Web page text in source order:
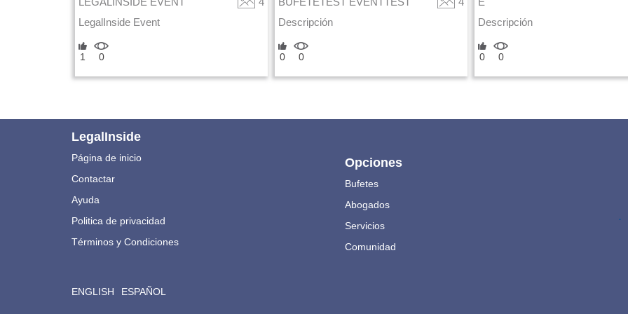
LegalInside Event
1 0
Descripción
0 0
Descripción
0 0
LegalInside
Página de inicio
Contactar
Ayuda
Politica de privacidad
Términos y Condiciones
ENGLISH ESPAÑOL
Opciones
Bufetes
Abogados
Servicios
Comunidad
.